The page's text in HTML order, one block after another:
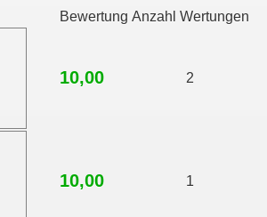
Bewertung Anzahl Wertungen
10,00 2
10,00 1